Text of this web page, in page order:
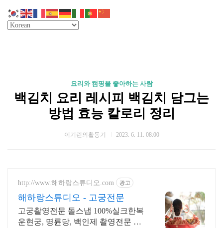
요리와 캠핑을 좋아하는 사람
백김치 요리 레시피 백김치 담그는
방법 효능 칼로리 정리
이기린의활동기 2023. 6. 11. 08:00
http://www.해하랑스튜디오.com 광고
해하랑스튜디오 - 고궁전문
고궁촬영전문 돌스냅 100%실크한복
운현궁, 명륜당, 백인제 촬영전문 가